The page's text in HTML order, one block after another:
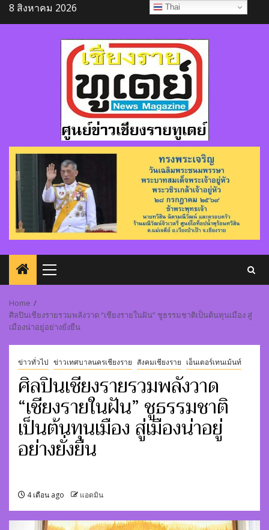
Skip
to
8 สิงหาคม 2026
Primary
Home
ศิลปินเชียงรายรวมพลังวาด “เชียงรายในฝัน” ชูธรรมชาติเป็นต้นทุนเมือง สู่
เมืองน่าอยู่อย่างยั่งยืน
ข่าวทั่วไป ข่าวเทศบาลนครเชียงราย สังคมเชียงราย เอ็นเตอร์เทนเม้นท์
ศิลปินเชียงรายรวมพลังวาด
“เชียงรายในฝัน” ชูธรรมชาติ
เป็นต้นทุนเมือง สู่เมืองน่าอยู่
อย่างยั่งยืน
4 เดือน ago แอดมิน
Thai